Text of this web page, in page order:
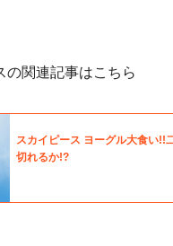
の関連記事はこちら